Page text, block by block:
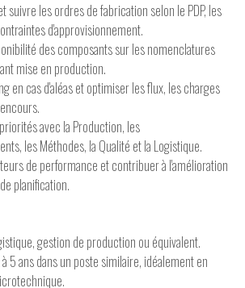
suivre les ordres de fabrication selon le PDP, les
d'approvisionnement.
des composants sur les nomenclatures
mise en production.
en cas d'aléas et optimiser les flux, les charges
avec la Production, les
les Méthodes, la Qualité et la Logistique.
de performance et contribuer à l'amélioration
planification.
gestion de production ou équivalent.
5 ans dans un poste similaire, idéalement en